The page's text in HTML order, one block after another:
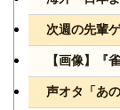
【画像】『